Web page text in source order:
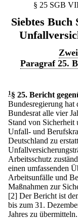
§ 25 SGB
Siebtes Buch
Paragraf 25.
1 § 25. Bericht
Bundesregierung hat
Bundesrat alle vier
Stand von Sicherheit
Unfall- und
Deutschland zu
Arbeitsschutz
einen umfassenden
Arbeitsunfälle und
Maßnahmen zur
[2] Der Bericht ist
bis zum 31.
Jahres zu übermitteln.